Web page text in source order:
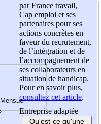
par France travail,
Cap emploi et ses
partenaires pour ses
actions concrètes en
faveur du recrutement,
de l’intégration et de
l’accompagnement de
ses collaborateurs en
situation de handicap.
Pour en savoir plus,
consultez cet article.
Entreprise adaptée
Qu'est-ce qu'une